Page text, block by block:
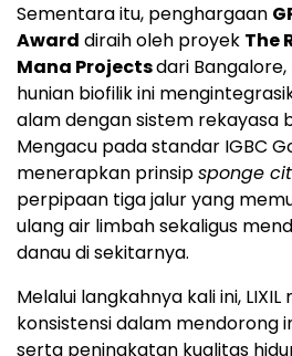
Sementara itu, penghargaan
Award diraih oleh proyek The
Mana Projectsdari Bangalore,
hunian biofilik ini
alam dengan sistem rekayasa
Mengacu pada standar IGBC
menerapkan prinsipsponge
perpipaan tiga jalur yang
ulang air limbah sekaligus
danau di sekitarnya.
Melalui langkahnya kali ini,
konsistensi dalam mendorong
serta peningkatan kualitas